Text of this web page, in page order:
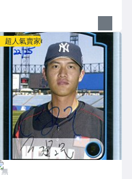
超人氣賣家
無